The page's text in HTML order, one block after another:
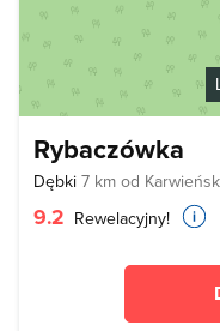
Rybaczówka
Dębki 7 km od
9.2 Rewelacyjny!